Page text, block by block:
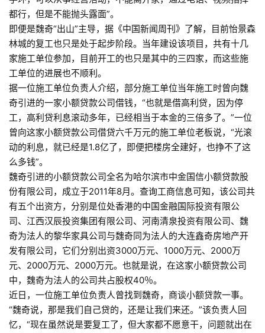
都行，但是不能抛头露面”。
即便是魏奇“出山”主导，据《中国新闻周刊》了解，目前怡景森
林城的复工也只是处于起步阶段。当年建设该项目，共有十几
家施工单位参加，目前开工的也只是其中的三四家，而这些施
工单位的进展也不顺利。
据一位施工单位负责人介绍，部分施工单位当年施工时曾向魏
奇引进的一家小额贷款公司借钱，“也就是借高利贷，因为停
工，高利贷利息滚动多年，已经相当于本金的三倍多了。”一位
曾向这家小额贷款公司借贷六千万元的施工单位老板说，“光滚
动的利息，就已经是1.8亿了，即便把楼房全建好，也挣不了这
么多钱”。
魏奇引进的小额贷款公司全名为哈尔滨市中金国信小额贷款股
份有限公司，成立于2011年8月。查询工商信息可知，该公司共
有五个出资方，分别是位处香港的中国金融国际投资有限公
司、江西汉辰投资集团有限公司、河南清泉投资有限公司、魏
奇为法人的黎华家具公司与魏奇同为法人的大连鑫奇房地产开
发有限公司，它们分别出资3000万元、1000万元、2000万
元、2000万元、2000万元。也就是说，在这家小额贷款公司
中，魏奇为法人的公司共占股权40％。
近日，一位施工单位负责人曾找到魏奇，商谈小额贷款一事。
“魏奇说，那是我们自己贷的，还是让我们来还。”该负责人回
忆，“现在虽然说是要复工了，但大家都不愿意干，问题就出在